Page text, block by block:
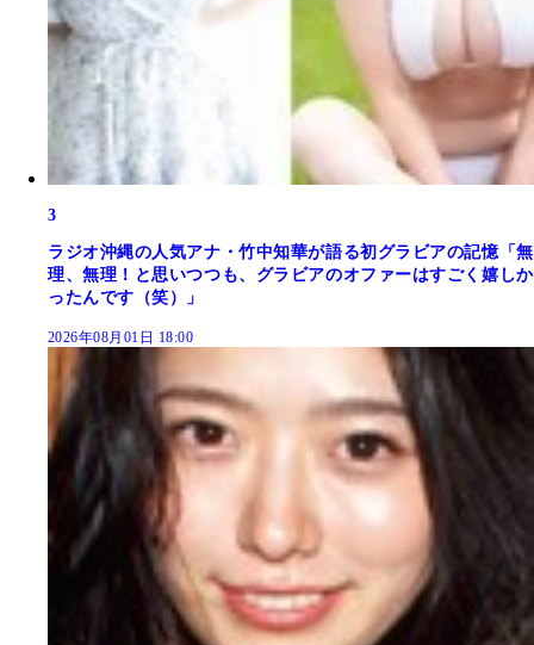
3
ラジオ沖縄の人気アナ・竹中知華が語る初グラビアの記憶「無
理、無理！と思いつつも、グラビアのオファーはすごく嬉しか
ったんです（笑）」
2026年08月01日 18:00